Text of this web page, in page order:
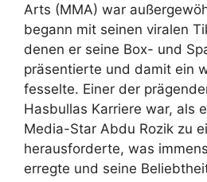
Arts (MMA) war
begann mit seinen viralen
denen er seine Box- und
präsentierte und damit ein
fesselte. Einer der
Hasbullas Karriere war, als
Media-Star Abdu Rozik zu
herausforderte, was
erregte und seine